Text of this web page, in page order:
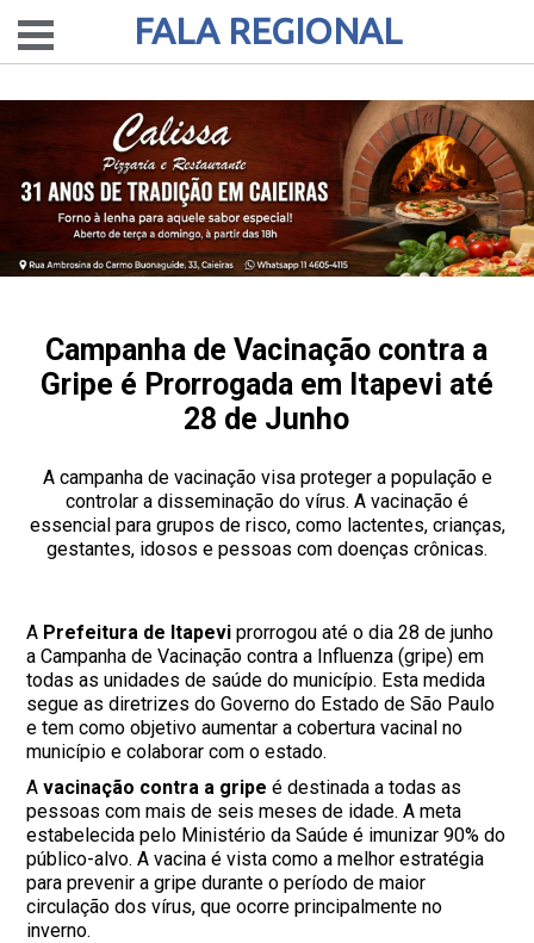
FALA REGIONAL
Campanha de Vacinação contra a
Gripe é Prorrogada em Itapevi até
28 de Junho
A campanha de vacinação visa proteger a população e
controlar a disseminação do vírus. A vacinação é
essencial para grupos de risco, como lactentes, crianças,
gestantes, idosos e pessoas com doenças crônicas.
A Prefeitura de Itapevi prorrogou até o dia 28 de junho
a Campanha de Vacinação contra a Influenza (gripe) em
todas as unidades de saúde do município. Esta medida
segue as diretrizes do Governo do Estado de São Paulo
e tem como objetivo aumentar a cobertura vacinal no
município e colaborar com o estado.
Avacinação contra a gripe é destinada a todas as
pessoas com mais de seis meses de idade. A meta
estabelecida pelo Ministério da Saúde é imunizar 90% do
público-alvo. A vacina é vista como a melhor estratégia
para prevenir a gripe durante o período de maior
circulação dos vírus, que ocorre principalmente no
inverno.